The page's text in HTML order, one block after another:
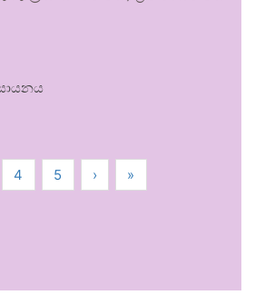
4 5 › »